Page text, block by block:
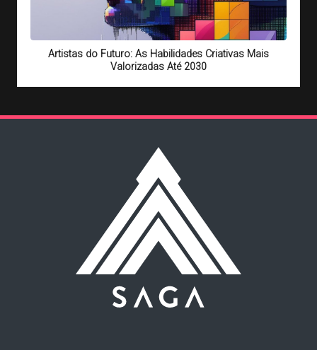
Artistas do Futuro: As Habilidades Criativas Mais
Valorizadas Até 2030